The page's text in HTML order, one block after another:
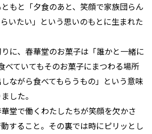
もと「夕食のあと、笑顔で家族団らん
いたい」という思いのもとに生まれた
に、春華堂のお菓子は「誰かと一緒に
べていてもそのお菓子にまつわる場所
ながら食べてもらうもの」という意味
した。
堂で働くわたしたちが笑顔を欠かさ
すること。その裏では時にピリッとし